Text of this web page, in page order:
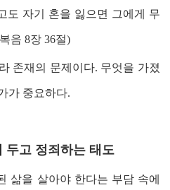
도 자기 혼을 잃으면 그에게 무
음 8장 36절)
존재의 문제이다. 무엇을 가졌
가 중요하다.
두고 정죄하는 태도
삶을 살아야 한다는 부담 속에